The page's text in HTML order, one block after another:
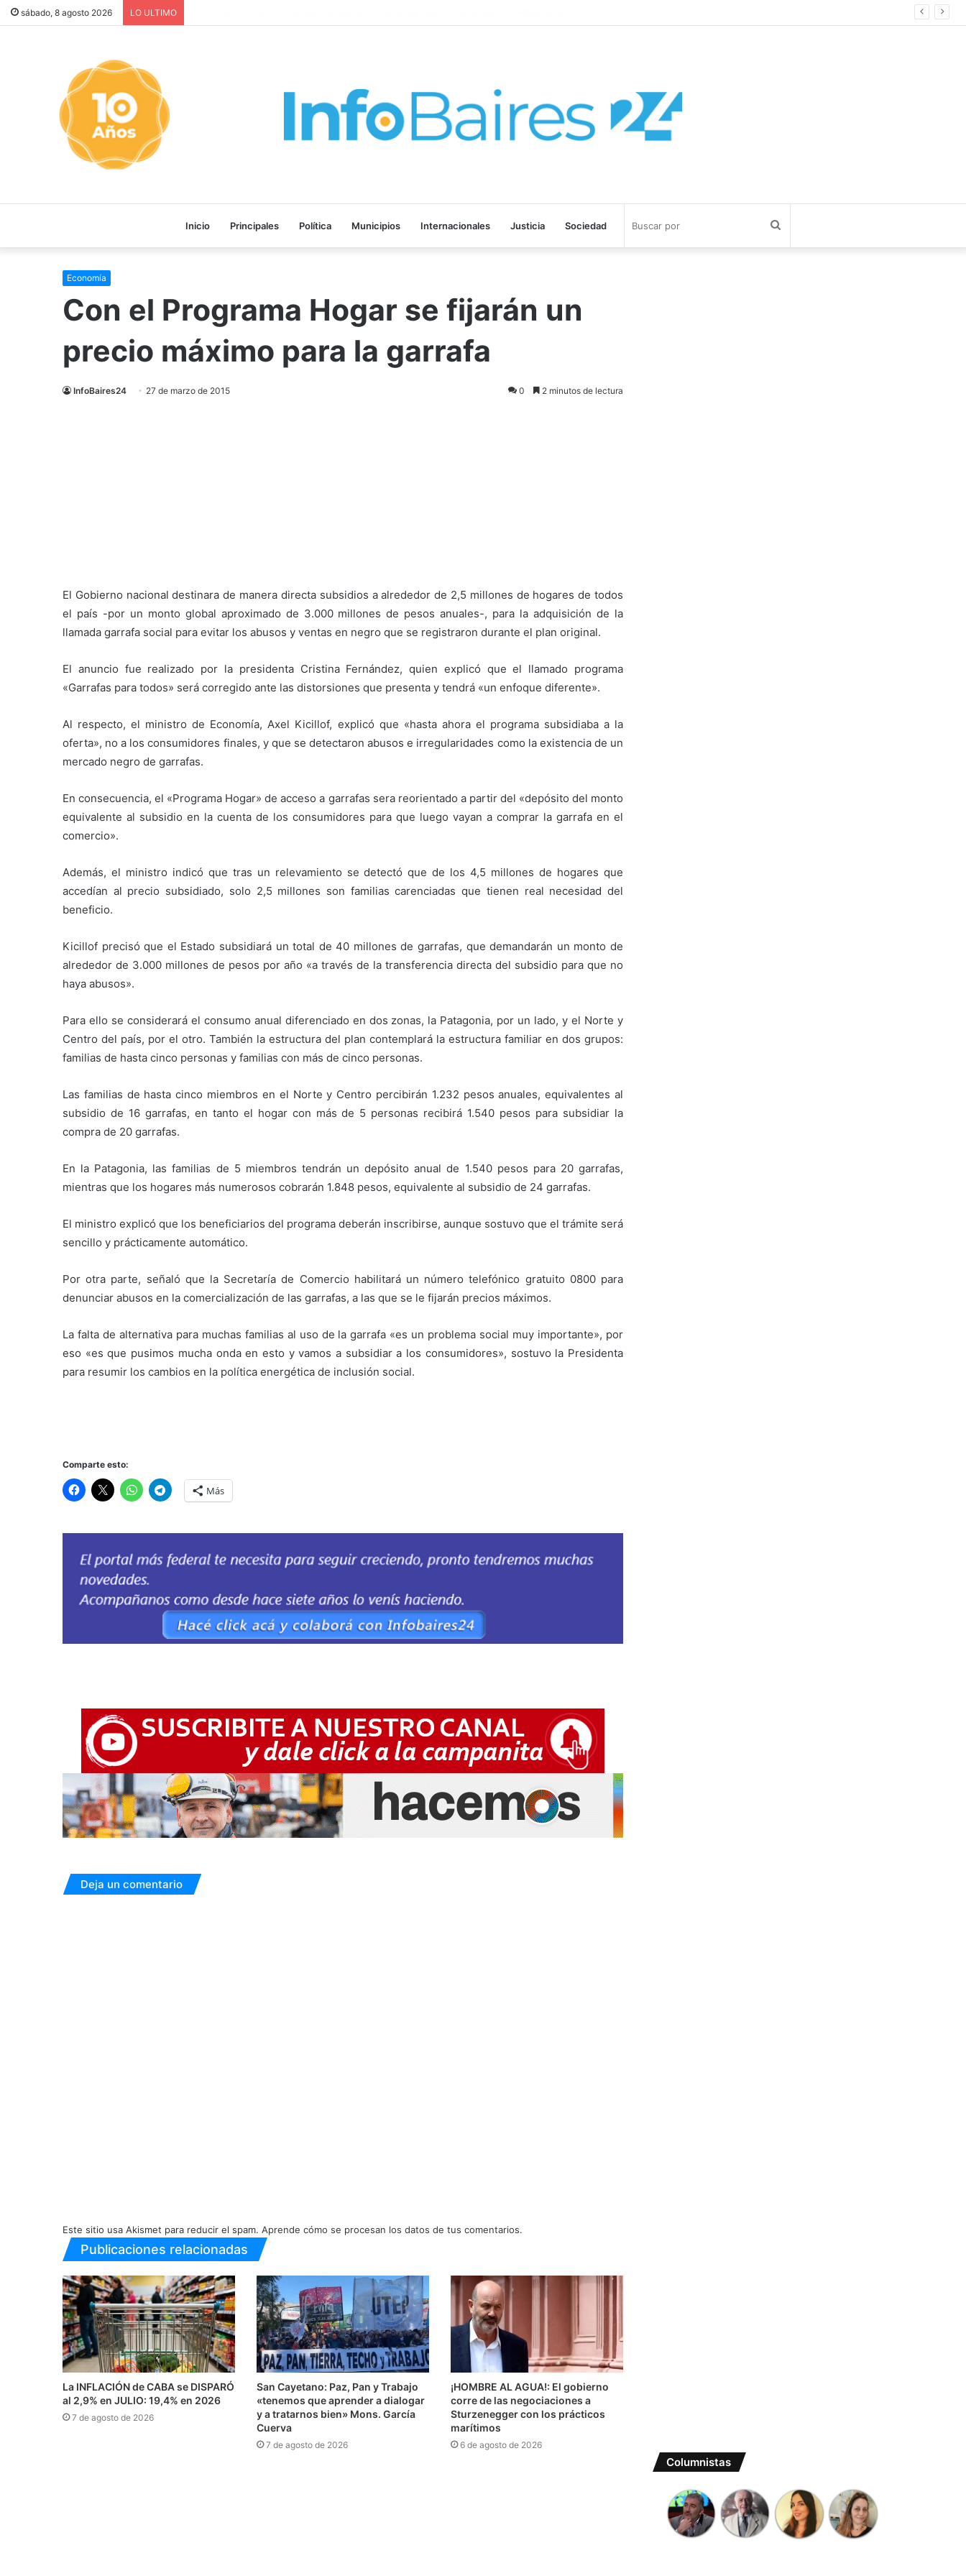
sábado, 8 agosto 2026 LO ULTIMO
Inicio Principales Política Municipios Internacionales Justicia Sociedad
Economía
Con el Programa Hogar se fijarán un
precio máximo para la garrafa
InfoBaires24 27 de marzo de 2015 0 2 minutos de lectura
El Gobierno nacional destinara de manera directa subsidios a alrededor de 2,5 millones de hogares de todos
el país -por un monto global aproximado de 3.000 millones de pesos anuales-, para la adquisición de la
llamada garrafa social para evitar los abusos y ventas en negro que se registraron durante el plan original.
El anuncio fue realizado por la presidenta Cristina Fernández, quien explicó que el llamado programa
«Garrafas para todos» será corregido ante las distorsiones que presenta y tendrá «un enfoque diferente».
Al respecto, el ministro de Economía, Axel Kicillof, explicó que «hasta ahora el programa subsidiaba a la
oferta», no a los consumidores finales, y que se detectaron abusos e irregularidades como la existencia de un
mercado negro de garrafas.
En consecuencia, el «Programa Hogar» de acceso a garrafas sera reorientado a partir del «depósito del monto
equivalente al subsidio en la cuenta de los consumidores para que luego vayan a comprar la garrafa en el
comercio».
Además, el ministro indicó que tras un relevamiento se detectó que de los 4,5 millones de hogares que
accedían al precio subsidiado, solo 2,5 millones son familias carenciadas que tienen real necesidad del
beneficio.
Kicillof precisó que el Estado subsidiará un total de 40 millones de garrafas, que demandarán un monto de
alrededor de 3.000 millones de pesos por año «a través de la transferencia directa del subsidio para que no
haya abusos».
Para ello se considerará el consumo anual diferenciado en dos zonas, la Patagonia, por un lado, y el Norte y
Centro del país, por el otro. También la estructura del plan contemplará la estructura familiar en dos grupos:
familias de hasta cinco personas y familias con más de cinco personas.
Las familias de hasta cinco miembros en el Norte y Centro percibirán 1.232 pesos anuales, equivalentes al
subsidio de 16 garrafas, en tanto el hogar con más de 5 personas recibirá 1.540 pesos para subsidiar la
compra de 20 garrafas.
En la Patagonia, las familias de 5 miembros tendrán un depósito anual de 1.540 pesos para 20 garrafas,
mientras que los hogares más numerosos cobrarán 1.848 pesos, equivalente al subsidio de 24 garrafas.
El ministro explicó que los beneficiarios del programa deberán inscribirse, aunque sostuvo que el trámite será
sencillo y prácticamente automático.
Por otra parte, señaló que la Secretaría de Comercio habilitará un número telefónico gratuito 0800 para
denunciar abusos en la comercialización de las garrafas, a las que se le fijarán precios máximos.
La falta de alternativa para muchas familias al uso de la garrafa «es un problema social muy importante», por
eso «es que pusimos mucha onda en esto y vamos a subsidiar a los consumidores», sostuvo la Presidenta
para resumir los cambios en la política energética de inclusión social.
Comparte esto:
Más
Deja un comentario
Este sitio usa Akismet para reducir el spam. Aprende cómo se procesan los datos de tus comentarios.
Publicaciones relacionadas
La INFLACIÓN de CABA se DISPARÓ
al 2,9% en JULIO: 19,4% en 2026
7 de agosto de 2026
San Cayetano: Paz, Pan y Trabajo
«tenemos que aprender a dialogar
y a tratarnos bien» Mons. García
Cuerva
7 de agosto de 2026
¡HOMBRE AL AGUA!: El gobierno
corre de las negociaciones a
Sturzenegger con los prácticos
marítimos
6 de agosto de 2026
Columnistas